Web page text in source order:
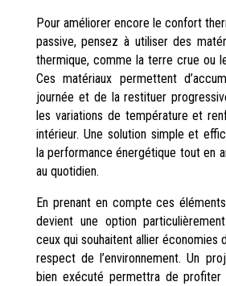
Pour améliorer encore le confort
passive, pensez à utiliser des
thermique, comme la terre crue ou
Ces matériaux permettent
journée et de la restituer
les variations de température et
intérieur. Une solution simple et
la performance énergétique tout en
au quotidien.
En prenant en compte ces
devient une option
ceux qui souhaitent allier économies
respect de l’environnement. Un
bien exécuté permettra de profiter